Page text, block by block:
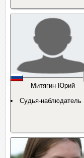
Митягин Юрий
Судья-наблюдатель